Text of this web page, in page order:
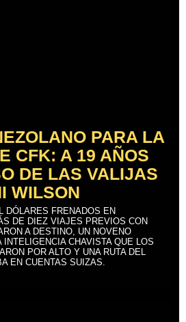
PARA LA
CFK: A 19 AÑOS
DE LAS VALIJAS
WILSON
DÓLARES FRENADOS EN
DE DIEZ VIAJES PREVIOS CON
A DESTINO, UN NOVENO
INTELIGENCIA CHAVISTA QUE LOS
POR ALTO Y UNA RUTA DEL
EN CUENTAS SUIZAS.